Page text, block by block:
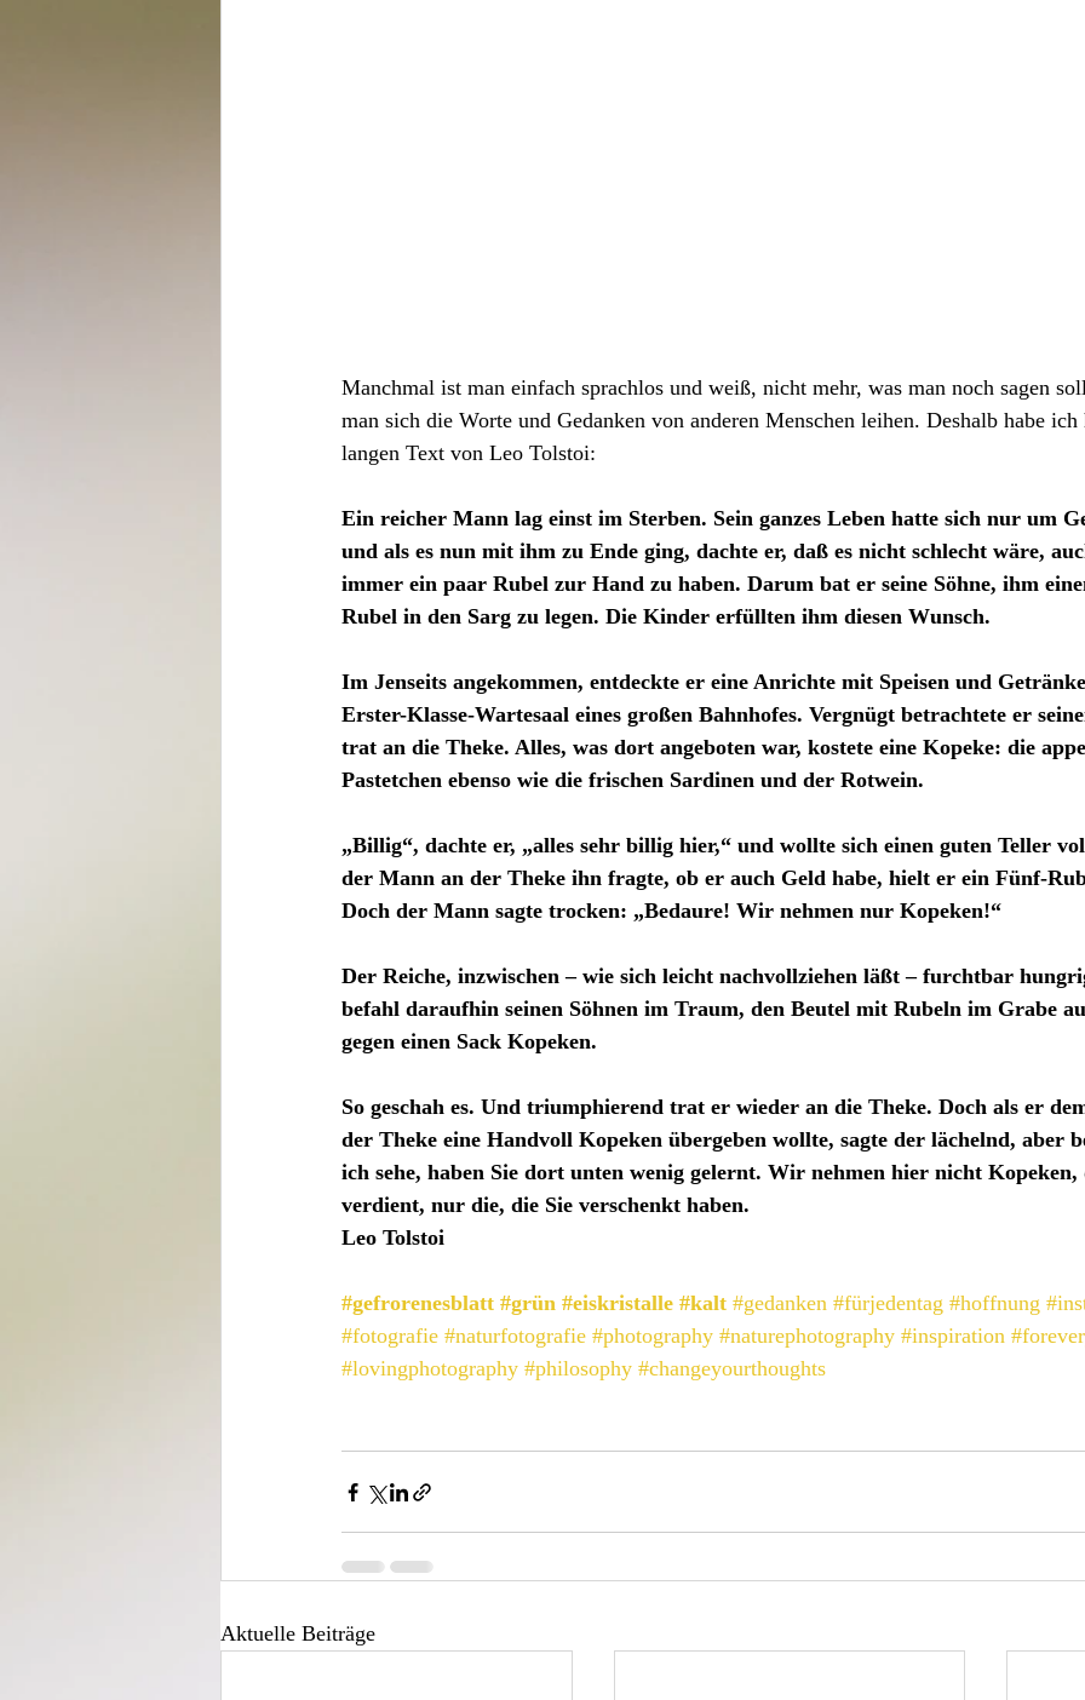
Manchmal ist man einfach sprachlos und weiß, nicht mehr, was man noch sagen
man sich die Worte und Gedanken von anderen Menschen leihen. Deshalb habe ich
langen Text von Leo Tolstoi:
Ein reicher Mann lag einst im Sterben. Sein ganzes Leben hatte sich nur um
und als es nun mit ihm zu Ende ging, dachte er, daß es nicht schlecht wäre,
immer ein paar Rubel zur Hand zu haben. Darum bat er seine Söhne, ihm
Rubel in den Sarg zu legen. Die Kinder erfüllten ihm diesen Wunsch.
Im Jenseits angekommen, entdeckte er eine Anrichte mit Speisen und
Erster-Klasse-Wartesaal eines großen Bahnhofes. Vergnügt betrachtete er
trat an die Theke. Alles, was dort angeboten war, kostete eine Kopeke: die
Pastetchen ebenso wie die frischen Sardinen und der Rotwein.
„Billig“, dachte er, „alles sehr billig hier,“ und wollte sich einen guten Teller
der Mann an der Theke ihn fragte, ob er auch Geld habe, hielt er ein Fünf-
Doch der Mann sagte trocken: „Bedaure! Wir nehmen nur Kopeken!“
Der Reiche, inzwischen – wie sich leicht nachvollziehen läßt – furchtbar
befahl daraufhin seinen Söhnen im Traum, den Beutel mit Rubeln im Grabe
gegen einen Sack Kopeken.
So geschah es. Und triumphierend trat er wieder an die Theke. Doch als er
der Theke eine Handvoll Kopeken übergeben wollte, sagte der lächelnd, aber
ich sehe, haben Sie dort unten wenig gelernt. Wir nehmen hier nicht Kopeken,
verdient, nur die, die Sie verschenkt haben.
Leo Tolstoi
#gefrorenesblatt #grün #eiskristalle #kalt #gedanken #fürjedentag #hoffnung
#fotografie #naturfotografie #photography #naturephotography #inspiration
#lovingphotography #philosophy #changeyourthoughts
Aktuelle Beiträge